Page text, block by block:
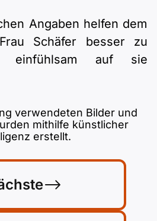
Angaben helfen dem
Schäfer besser zu
einfühlsam auf sie
verwendeten Bilder und
mithilfe künstlicher
erstellt.